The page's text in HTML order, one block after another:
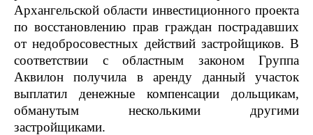
Архангельской области инвестиционного проекта
по восстановлению прав граждан пострадавших
от недобросовестных действий застройщиков. В
соответствии с областным законом Группа
Аквилон получила в аренду данный участок
выплатил денежные компенсации дольщикам,
обманутым несколькими другими
застройщиками.